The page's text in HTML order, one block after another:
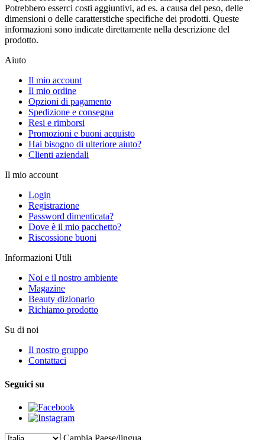
Potrebbero esserci costi aggiuntivi, ad es. a causa del peso, delle
dimensioni o delle caratterstiche specifiche dei prodotti. Queste
informazioni sono indicate direttamente nella descrizione del
prodotto.
Aiuto
Il mio account
Il mio ordine
Opzioni di pagamento
Spedizione e consegna
Resi e rimborsi
Promozioni e buoni acquisto
Hai bisogno di ulteriore aiuto?
Clienti aziendali
Il mio account
Login
Registrazione
Password dimenticata?
Dove è il mio pacchetto?
Riscossione buoni
Informazioni Utili
Noi e il nostro ambiente
Magazine
Beauty dizionario
Richiamo prodotto
Su di noi
Il nostro gruppo
Contattaci
Seguici su
Cambia Paese/lingua